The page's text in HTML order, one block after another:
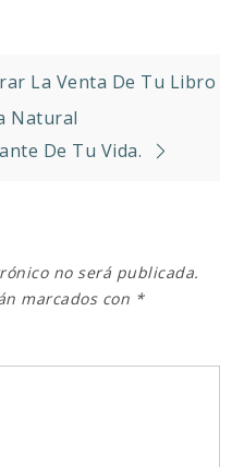
La Venta De Tu Libro
Natural
De Tu Vida.
no será publicada.
marcados con *